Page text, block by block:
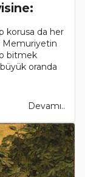
korusa da her
Memuriyetin
o bitmek
oranda
Devamı..